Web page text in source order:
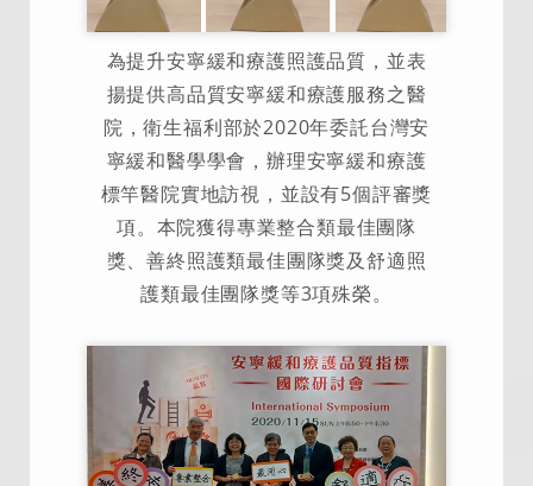
為提升安寧緩和療護照護品質，並表
揚提供高品質安寧緩和療護服務之醫
院，衛生福利部於2020年委託台灣安
寧緩和醫學學會，辦理安寧緩和療護
標竿醫院實地訪視，並設有5個評審獎
項。本院獲得專業整合類最佳團隊
獎、善終照護類最佳團隊獎及舒適照
護類最佳團隊獎等3項殊榮。